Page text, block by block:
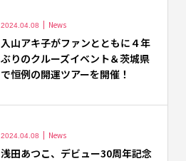
2024.04.08 News
入山アキ子がファンとともに４年
ぶりのクルーズイベント＆茨城県
で恒例の開運ツアーを開催！
2024.04.08 News
浅田あつこ、デビュー30周年記念